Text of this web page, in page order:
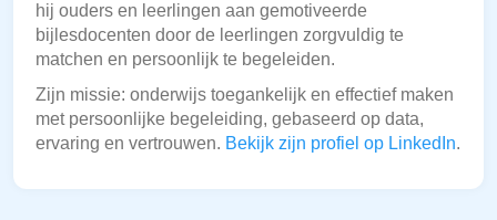
hij ouders en leerlingen aan gemotiveerde
bijlesdocenten door de leerlingen zorgvuldig te
matchen en persoonlijk te begeleiden.
Zijn missie: onderwijs toegankelijk en effectief maken
met persoonlijke begeleiding, gebaseerd op data,
ervaring en vertrouwen. Bekijk zijn profiel op LinkedIn.